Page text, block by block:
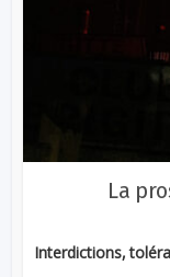
La
Interdictions,